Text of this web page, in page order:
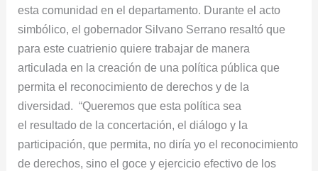
esta comunidad en el departamento. Durante el acto
simbólico, el gobernador Silvano Serrano resaltó que
para este cuatrienio quiere trabajar de manera
articulada en la creación de una política pública que
permita el reconocimiento de derechos y de la
diversidad. “Queremos que esta política sea
el resultado de la concertación, el diálogo y la
participación, que permita, no diría yo el reconocimiento
de derechos, sino el goce y ejercicio efectivo de los